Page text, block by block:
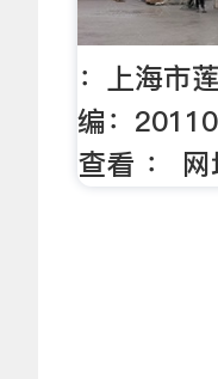
：上海市
编：
查看 ：